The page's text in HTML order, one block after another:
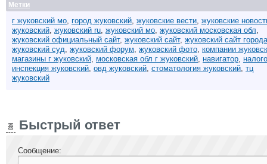
Метки
г жуковский мо, город жуковский, жуковские вести, жуковские
жуковский, жуковский ru, жуковский мо, жуковский московская обл,
жуковский официальный сайт, жуковский сайт, жуковский сайт города
жуковский суд, жуковский форум, жуковский фото, компании
магазины г жуковский, московская обл г жуковский, навигатор,
инспекция жуковский, овд жуковский, стоматология жуковский, тц
жуковский
Быстрый ответ
Сообщение: